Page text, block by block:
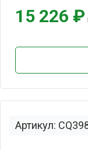
Артикул:
15 226 ₽